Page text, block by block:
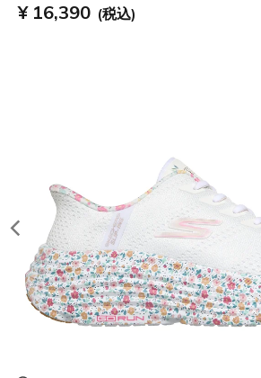
¥ 16,390 (税込)